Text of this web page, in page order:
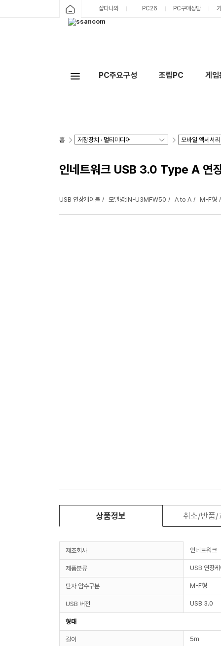
샵다나와 PC26 PC구매상담
PC주요구성 조립PC 게
홈
인네트워크 USB 3.0 Type A
USB 연장케이블 모델명:IN-U3MFW50 A to A M-F형
상품정보 취소/반품/
제조회사 인네트워크
제품분류 USB 연장케
단자 암수구분 M-F형
USB 버전 USB 3.0
형태
길이 5m